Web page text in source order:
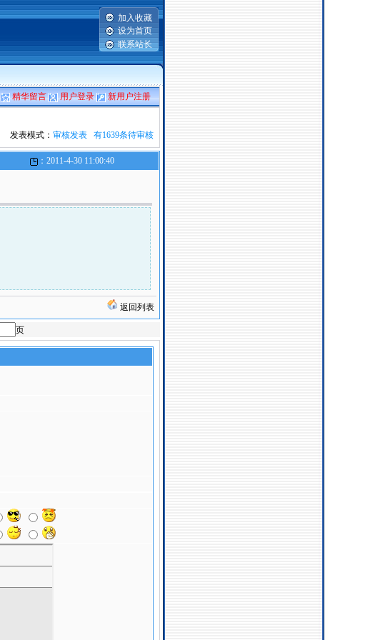
加入收藏
设为首页
联系站长
精华留言 用户登录 新用户注册
发表模式： 审核发表 有1639条待审核
：2011-4-30 11:00:40
返回列表
页